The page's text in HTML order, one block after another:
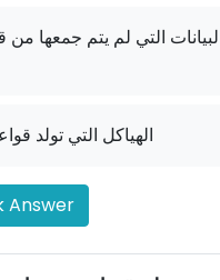
الهياكل التي تولد
Answer